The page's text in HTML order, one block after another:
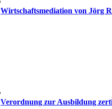
Wirtschaftsmediation von Jörg
Verordnung zur Ausbildung